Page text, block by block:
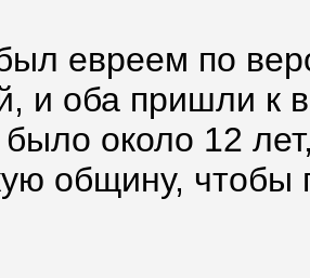
евреем по
и оба пришли к
около 12
общину, чтобы